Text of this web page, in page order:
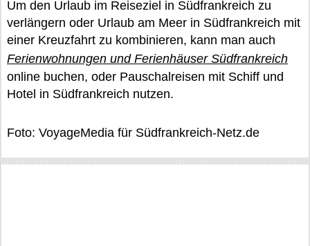
Um den Urlaub im Reiseziel in Südfrankreich zu
verlängern oder Urlaub am Meer in Südfrankreich mit
einer Kreuzfahrt zu kombinieren, kann man auch
Ferienwohnungen und Ferienhäuser Südfrankreich
online buchen, oder Pauschalreisen mit Schiff und
Hotel in Südfrankreich nutzen.
Foto: VoyageMedia für Südfrankreich-Netz.de